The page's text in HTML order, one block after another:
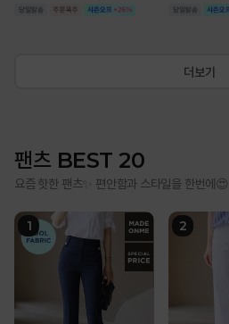
더보기
팬츠 BEST 20
요즘 핫한 팬츠✨ 편안함과 스타일을 한번에😍